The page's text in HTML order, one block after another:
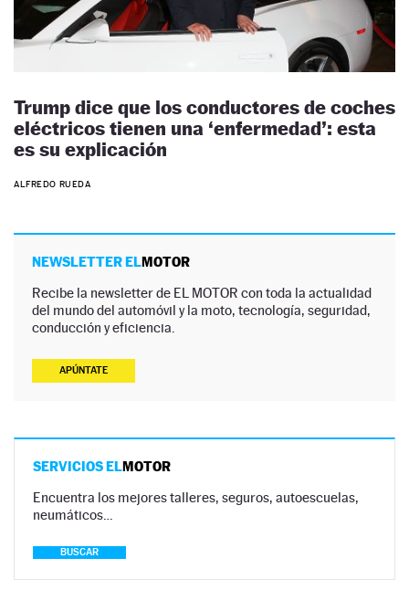
Trump dice que los conductores de coches
eléctricos tienen una ‘enfermedad’: esta
es su explicación
ALFREDO RUEDA
NEWSLETTER ELMOTOR
Recibe la newsletter de EL MOTOR con toda la actualidad
del mundo del automóvil y la moto, tecnología, seguridad,
conducción y eficiencia.
APÚNTATE
SERVICIOS ELMOTOR
Encuentra los mejores talleres, seguros, autoescuelas,
neumáticos…
BUSCAR